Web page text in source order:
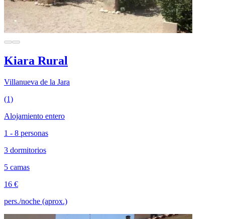
Kiara Rural
Villanueva de la Jara
(1)
Alojamiento entero
1 - 8 personas
3 dormitorios
5 camas
16 €
pers./noche (aprox.)